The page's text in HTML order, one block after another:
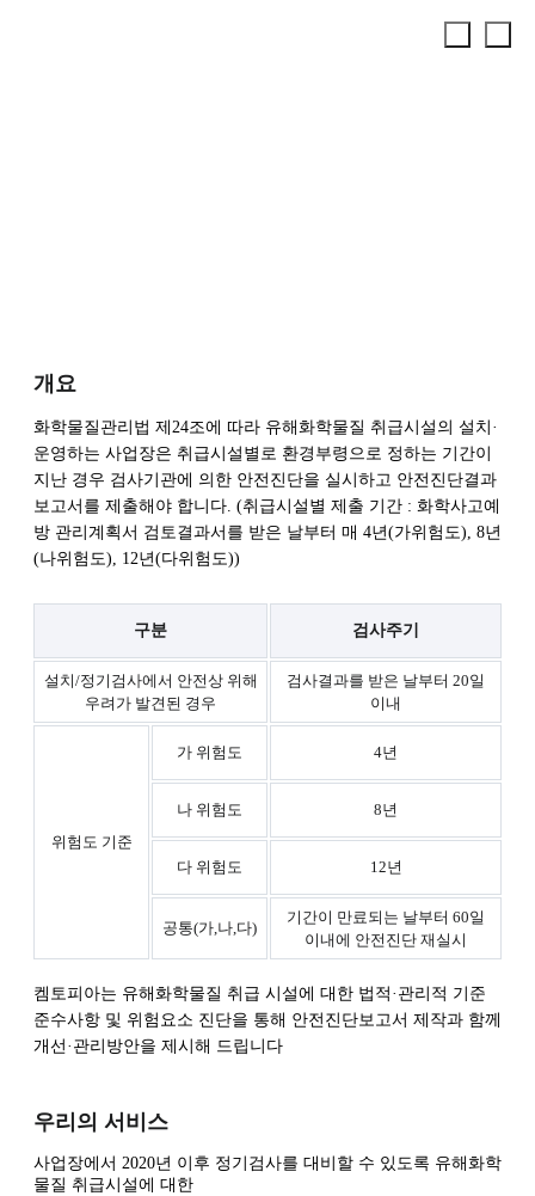
개요
화학물질관리법 제24조에 따라 유해화학물질 취급시설의 설치·
운영하는 사업장은 취급시설별로 환경부령으로 정하는 기간이
지난 경우 검사기관에 의한 안전진단을 실시하고 안전진단결과
보고서를 제출해야 합니다. (취급시설별 제출 기간 : 화학사고예
방 관리계획서 검토결과서를 받은 날부터 매 4년(가위험도), 8년
(나위험도), 12년(다위험도))
구분 검사주기
설치/정기검사에서 안전상 위해
우려가 발견된 경우
검사결과를 받은 날부터 20일
이내
위험도 기준
가 위험도 4년
나 위험도 8년
다 위험도 12년
공통(가,나,다)
기간이 만료되는 날부터 60일
이내에 안전진단 재실시
켐토피아는 유해화학물질 취급 시설에 대한 법적·관리적 기준
준수사항 및 위험요소 진단을 통해 안전진단보고서 제작과 함께
개선·관리방안을 제시해 드립니다
우리의 서비스
사업장에서 2020년 이후 정기검사를 대비할 수 있도록 유해화학
물질 취급시설에 대한